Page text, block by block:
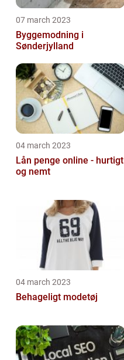
07 march 2023
Byggemodning i
Sønderjylland
04 march 2023
Lån penge online - hurtigt
og nemt
04 march 2023
Behageligt modetøj